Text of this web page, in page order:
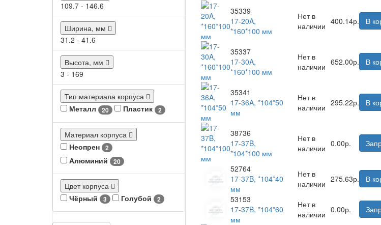
109.7 - 146.6
Ширина, мм
31.2 - 41.6
Высота, мм
3 - 169
Тип материала корпуса
Металл
20 Пластик 2
Материал корпуса
Неопрен
2
Алюминий 20
Цвет корпуса
Чёрный
3 Голубой 2
35339
17-20A,
*160*100 мм
Нет в
наличии 400.14р. В
35337
17-30A,
*160*100 мм
Нет в
наличии 652.00р. В
35341
17-36A, *104*50
мм
Нет в
наличии 295.22р. В
38736
17-37B,
*104*100 мм
Нет в
наличии 0.00р.
52764
17-37B, *104*40
мм
Нет в
наличии 275.63р. В
53153
17-37B, *104*60
мм
Нет в
наличии 0.00р.